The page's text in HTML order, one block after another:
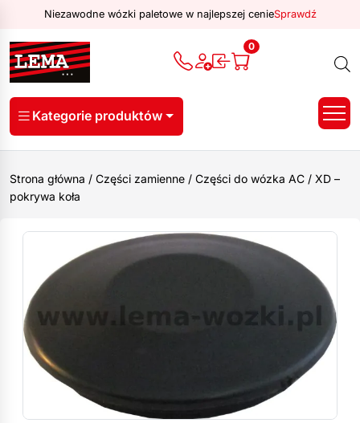
Niezawodne wózki paletowe w najlepszej cenieSprawdź
0
Kategorie produktów
Strona główna / Części zamienne / Części do wózka AC / XD –
pokrywa koła